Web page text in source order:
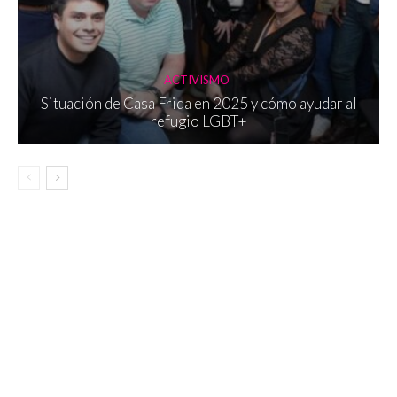
ACTIVISMO
Situación de Casa Frida en 2025 y cómo ayudar al
refugio LGBT+